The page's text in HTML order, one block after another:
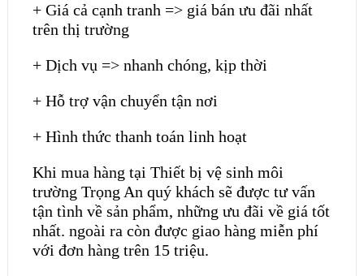
+ Giá cả cạnh tranh => giá bán ưu đãi nhất
trên thị trường
+ Dịch vụ => nhanh chóng, kịp thời
+ Hỗ trợ vận chuyển tận nơi
+ Hình thức thanh toán linh hoạt
Khi mua hàng tại Thiết bị vệ sinh môi
trường Trọng An quý khách sẽ được tư vấn
tận tình về sản phẩm, những ưu đãi về giá tốt
nhất. ngoài ra còn được giao hàng miễn phí
với đơn hàng trên 15 triệu.